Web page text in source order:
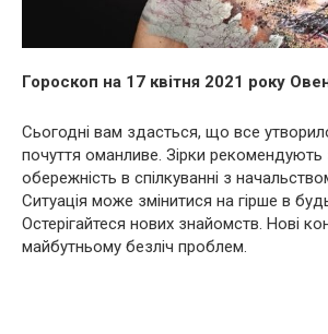
Гороскоп на 17 квітня 2021 року
Сьогодні вам здасться, що все
почуття оманливе. Зірки рекомендують
обережність в спілкуванні з
Ситуація може змінитися на гірше в
Остерігайтеся нових знайомств. Нові
майбутньому безліч проблем.